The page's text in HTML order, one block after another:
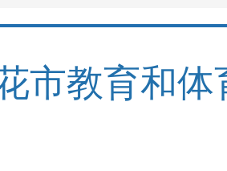
市教育和体